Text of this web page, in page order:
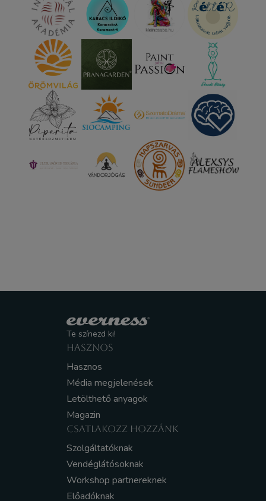
Te színezd ki!
HASZNOS
Hasznos
Média megjelenések
Letölthető anyagok
Magazin
CSATLAKOZZ HOZZÁNK
Szolgáltatóknak
Vendéglátósoknak
Workshop partnereknek
Előadóknak